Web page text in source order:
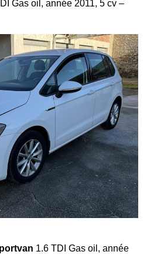
Gas oil, année 2011, 5 cv –
1.6 TDI Gas oil, année